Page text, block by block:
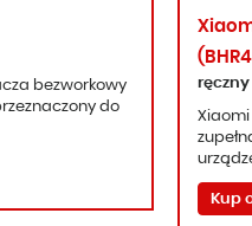
bezworkowy
do
ręczny
Xiaomi
Kup